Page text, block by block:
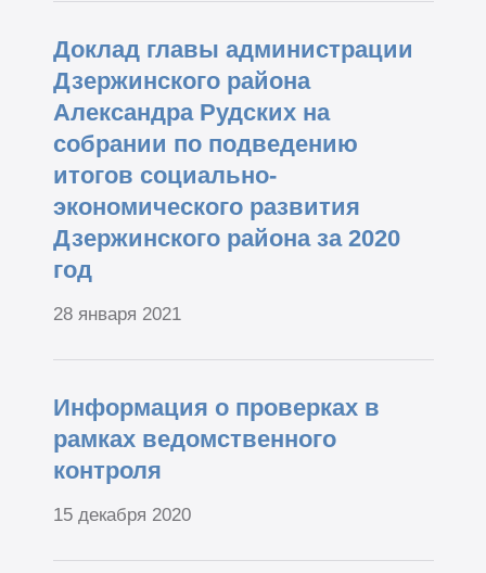
Доклад главы администрации
Дзержинского района
Александра Рудских на
собрании по подведению
итогов социально-
экономического развития
Дзержинского района за 2020
год
28 января 2021
Информация о проверках в
рамках ведомственного
контроля
15 декабря 2020